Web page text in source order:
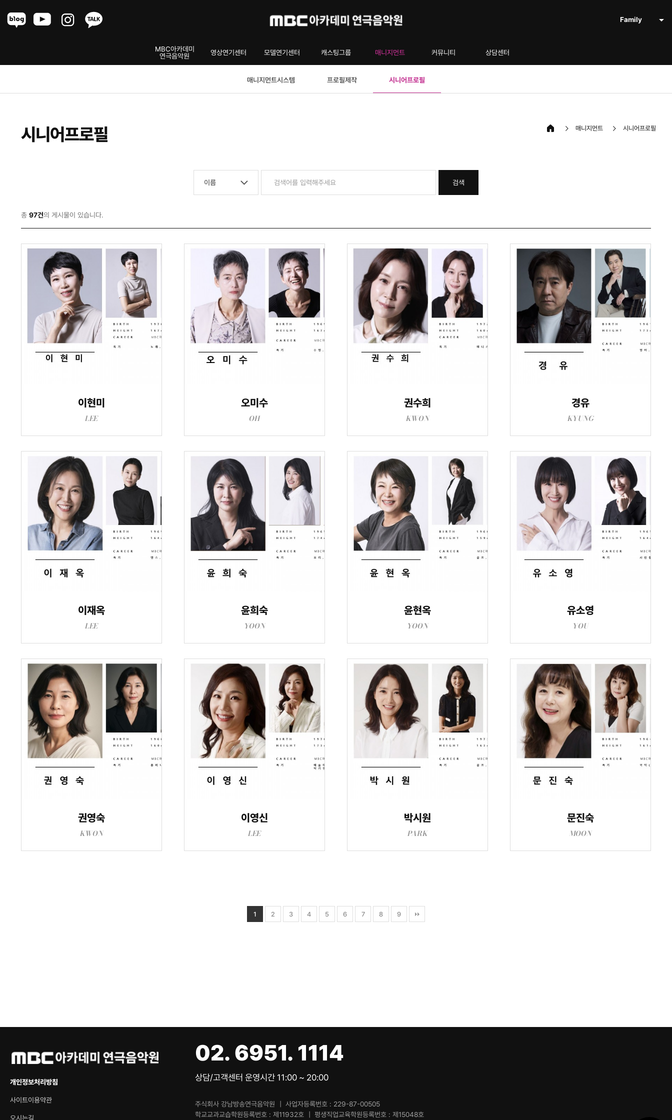
Family
MBC아카데미
연극음악원
영상연기센터 모델연기센터 캐스팅그룹 매니지먼트 커뮤니티 상담센터
매니지먼트시스템 프로필제작 시니어프로필
시니어프로필 매니지먼트 시니어프로필
검색
총 97건의 게시물이 있습니다.
이현미
LEE
오미수
OH
권수희
KWON
경유
KYUNG
이재옥
LEE
윤희숙
YOON
윤현옥
YOON
유소영
YOU
권영숙
KWON
이영신
LEE
박시원
PARK
문진숙
MOON
열린
1
페이지
2
페이지
3
페이지
4
페이지
5
페이지
6
페이지
7
페이지
8
페이지
9
페이지
개인정보처리방침
사이트이용약관
오시는길
02. 6951. 1114
상담/고객센터 운영시간 11:00 ~ 20:00
주식회사 강남방송연극음악원 사업자등록번호
229-87-00505
학교교과교습학원등록번호
제11932호 평생직업교육학원등록번호 제15048호